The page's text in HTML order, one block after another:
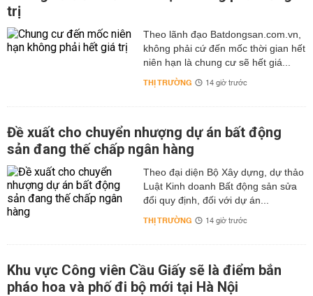
trị
Theo lãnh đạo Batdongsan.com.vn,
không phải cứ đến mốc thời gian hết
niên hạn là chung cư sẽ hết giá...
THỊ TRƯỜNG 14 giờ trước
Đề xuất cho chuyển nhượng dự án bất động
sản đang thế chấp ngân hàng
Theo đại diện Bộ Xây dựng, dự thảo
Luật Kinh doanh Bất động sản sửa
đổi quy định, đối với dự án...
THỊ TRƯỜNG 14 giờ trước
Khu vực Công viên Cầu Giấy sẽ là điểm bắn
pháo hoa và phố đi bộ mới tại Hà Nội